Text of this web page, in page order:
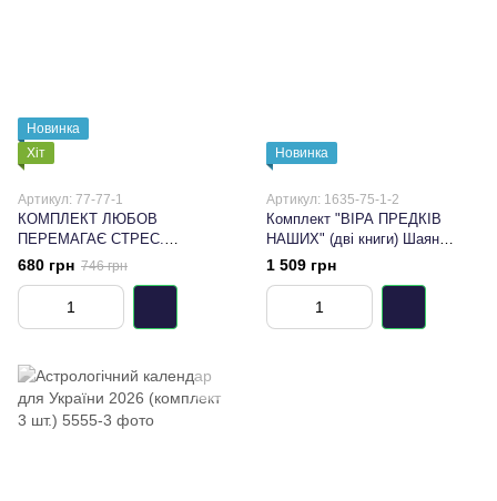
Новинка
Хіт
Артикул: 77-77-1
КОМПЛЕКТ ЛЮБОВ
ПЕРЕМАГАЄ СТРЕС.
ПСИХОЛОГІКА ЖИТТЯ
680 грн 746 грн
Новинка
Артикул: 1635-75-1-2
Комплект "ВІРА ПРЕДКІВ
НАШИХ" (дві книги) Шаян
Володимир
1 509 грн